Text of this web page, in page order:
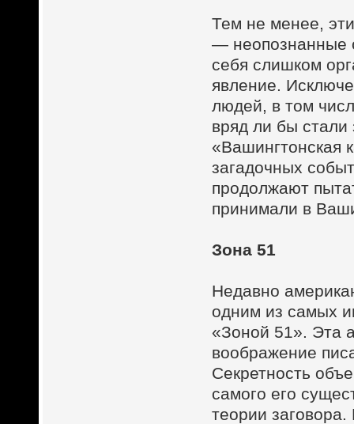
Тем не менее,
— неопознанные
себя слишком
явление.
людей, в том
вряд ли бы
«Вашингтонская
загадочных
продолжают
принимали в
Зона 51
Недавно
одним из самых
«Зоной 51». Эта
воображение
Секретность
самого его
теории